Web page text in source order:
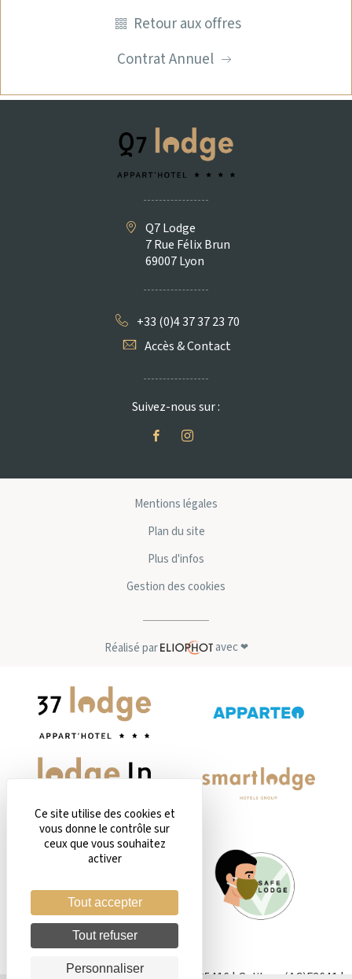
Contrat Annuel
Retour aux offres
Q7 Lodge
7 Rue Félix Brun
69007 Lyon
+33 (0)4 37 37 23 70
Accès & Contact
Suivez-nous sur :
Mentions légales
Plan du site
Plus d'infos
Gestion des cookies
Réalisé par avec ❤
Ce site utilise des cookies et
vous donne le contrôle sur
ceux que vous souhaitez
activer
Tout accepter
Tout refuser
Personnaliser